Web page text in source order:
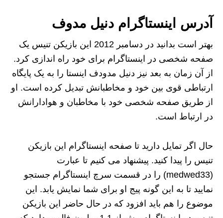
آدرس اینستاگرام دنیل مدوف
بهتر است بدانید در دسامبر 2012 این بازیکن تنیس یک
صفحه شخصی در اینستاگرام برای خود راه اندازی کرد.
از آن زمان به بعد نیز دنیل مدودف اینستا را به یک پایگاه
ارتباطی قوی بین خود و مخاطبانش تبدیل کرده است. او
از طریق صفحه شخصی خود با مخاطبان و هوادارانش
در ارتباط است.
حال اگر تمایل دارید تا صفحه اینستاگرام این بازیکن
تنیس را پیدا کنید. پیشنهاد می‌ کنیم تا عبارت
(medwed33) را در قسمت سرچ اینستاگرام جستجو
نمایید تا به این گونه پیج او برای شما نمایش یابد. این
موضوع را هم باید افزود که در حال حاضر این بازیکن